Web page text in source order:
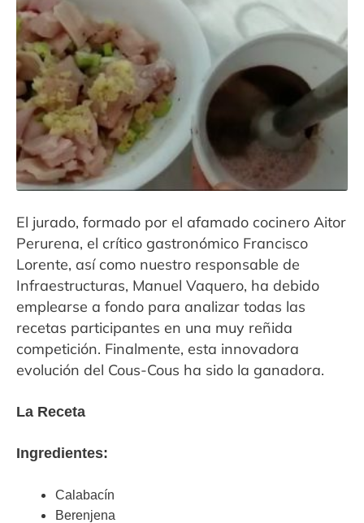
El jurado, formado por el afamado cocinero Aitor
Perurena, el crítico gastronómico Francisco
Lorente, así como nuestro responsable de
Infraestructuras, Manuel Vaquero, ha debido
emplearse a fondo para analizar todas las
recetas participantes en una muy reñida
competición. Finalmente, esta innovadora
evolución del Cous-Cous ha sido la ganadora.
La Receta
Ingredientes:
Calabacín
Berenjena